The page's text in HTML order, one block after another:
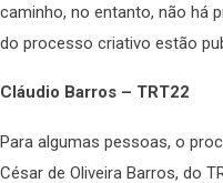
caminho, no entanto, não há
do processo criativo estão
Cláudio Barros – TRT22
Para algumas pessoas, o
César de Oliveira Barros, do